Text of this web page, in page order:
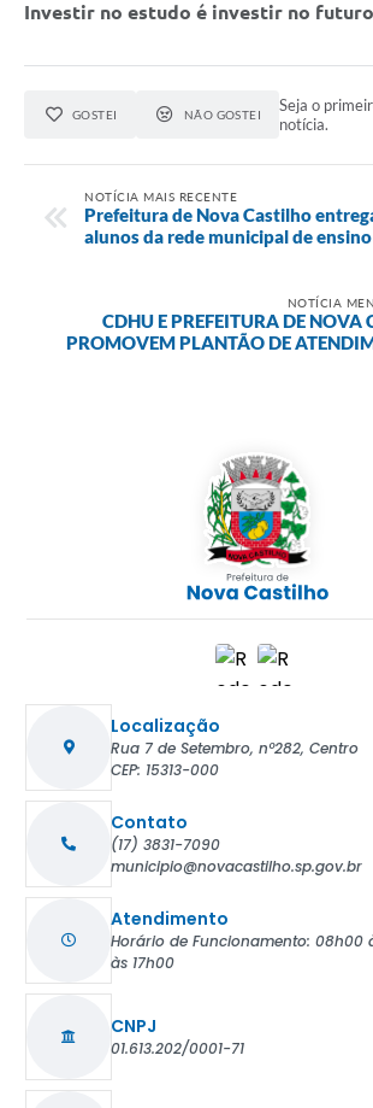
Investir no estudo é investir no
GOSTEI NÃO GOSTEI
Seja o
notícia.
NOTÍCIA MAIS RECENTE
Prefeitura de Nova Castilho
alunos da rede municipal de ensino
NOTÍCIA
CDHU E PREFEITURA DE NOVA
PROMOVEM PLANTÃO DE
Localização
Rua 7 de Setembro, nº282, Centro
CEP: 15313-000
Contato
(17) 3831-7090
municipio@novacastilho.sp.gov.br
Atendimento
Horário de Funcionamento: 08h00
às 17h00
CNPJ
01.613.202/0001-71